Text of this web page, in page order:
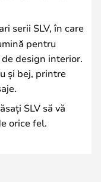
serii SLV, în care
pentru
design interior.
și bej, printre
SLV să vă
orice fel.